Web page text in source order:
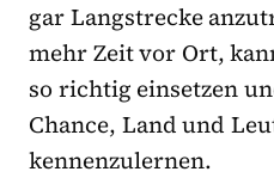
gar Langstrecke
mehr Zeit vor Ort,
so richtig einsetzen
Chance, Land und
kennenzulernen.